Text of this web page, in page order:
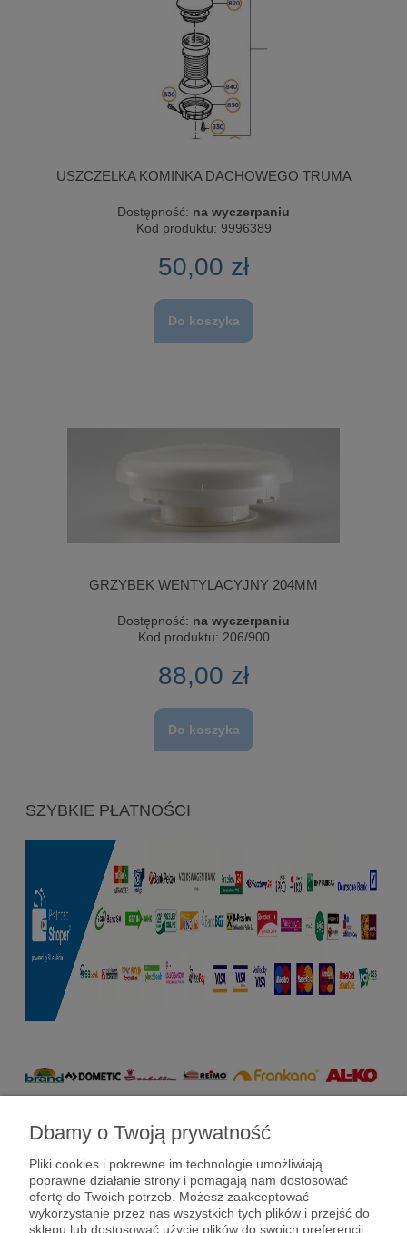
USZCZELKA KOMINKA DACHOWEGO TRUMA
Dostępność: na wyczerpaniu
Kod produktu: 9996389
50,00 zł
Do koszyka
GRZYBEK WENTYLACYJNY 204MM
Dostępność: na wyczerpaniu
Kod produktu: 206/900
88,00 zł
Do koszyka
SZYBKIE PŁATNOŚCI
Pomoc
Dostawy i płatności
Dbamy o Twoją prywatność
Pliki cookies i pokrewne im technologie umożliwiają
poprawne działanie strony i pomagają nam dostosować
ofertę do Twoich potrzeb. Możesz zaakceptować
wykorzystanie przez nas wszystkich tych plików i przejść do
sklepu lub dostosować użycie plików do swoich preferencji,